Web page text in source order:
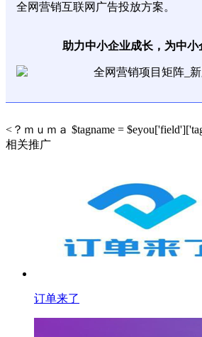
全网营销互联网广告投放方案。
助力中小企业成长，为中小
<？ｍｕｍａ $tagname =
相关推广
订单来了